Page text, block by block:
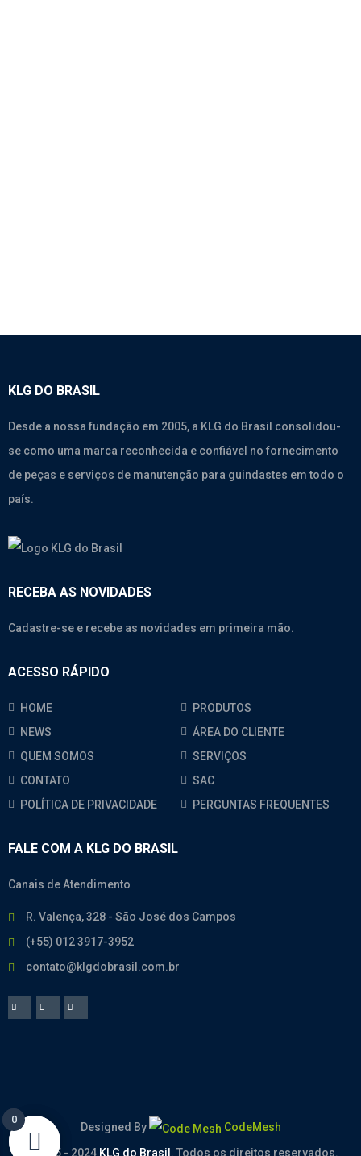
KLG DO BRASIL
Desde a nossa fundação em 2005, a KLG do Brasil consolidou-
se como uma marca reconhecida e confiável no fornecimento
de peças e serviços de manutenção para guindastes em todo o
país.
RECEBA AS NOVIDADES
Cadastre-se e recebe as novidades em primeira mão.
ACESSO RÁPIDO
HOME
PRODUTOS
NEWS
ÁREA DO CLIENTE
QUEM SOMOS
SERVIÇOS
CONTATO
SAC
POLÍTICA DE PRIVACIDADE
PERGUNTAS FREQUENTES
FALE COM A KLG DO BRASIL
Canais de Atendimento
R. Valença, 328 - São José dos Campos
(+55) 012 3917-3952
contato@klgdobrasil.com.br
Designed By
CodeMesh
© 2005 - 2024 KLG do Brasil. Todos os direitos reservados.
0
0